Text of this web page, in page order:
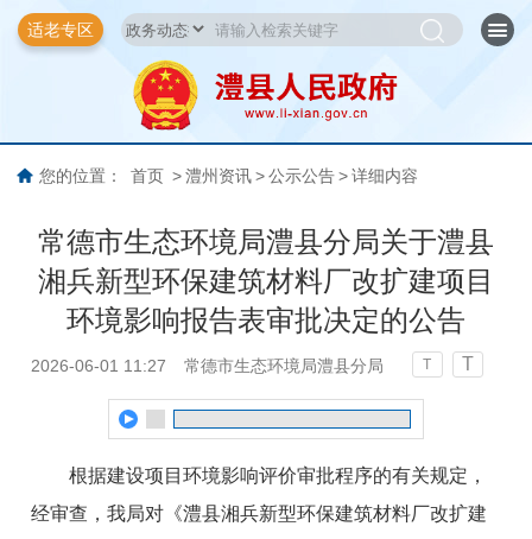
适老专区
您的位置： 首页 > 澧州资讯 > 公示公告 > 详细内容
常德市生态环境局澧县分局关于澧县
湘兵新型环保建筑材料厂改扩建项目
环境影响报告表审批决定的公告
2026-06-01 11:27 常德市生态环境局澧县分局 T T
根据建设项目环境影响评价审批程序的有关规定，
经审查，我局对《澧县湘兵新型环保建筑材料厂改扩建